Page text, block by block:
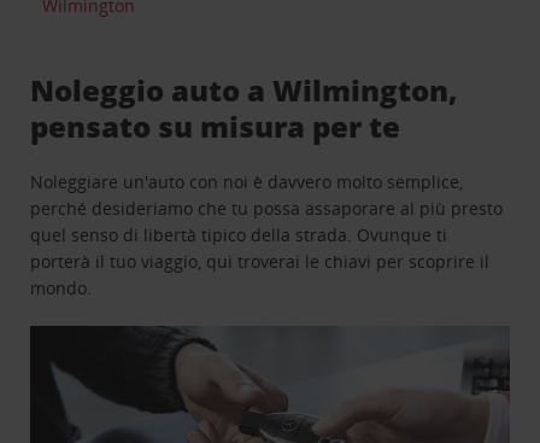
Wilmington
Noleggio auto a Wilmington,
pensato su misura per te
Noleggiare un'auto con noi è davvero molto semplice,
perché desideriamo che tu possa assaporare al più presto
quel senso di libertà tipico della strada. Ovunque ti
porterà il tuo viaggio, qui troverai le chiavi per scoprire il
mondo.